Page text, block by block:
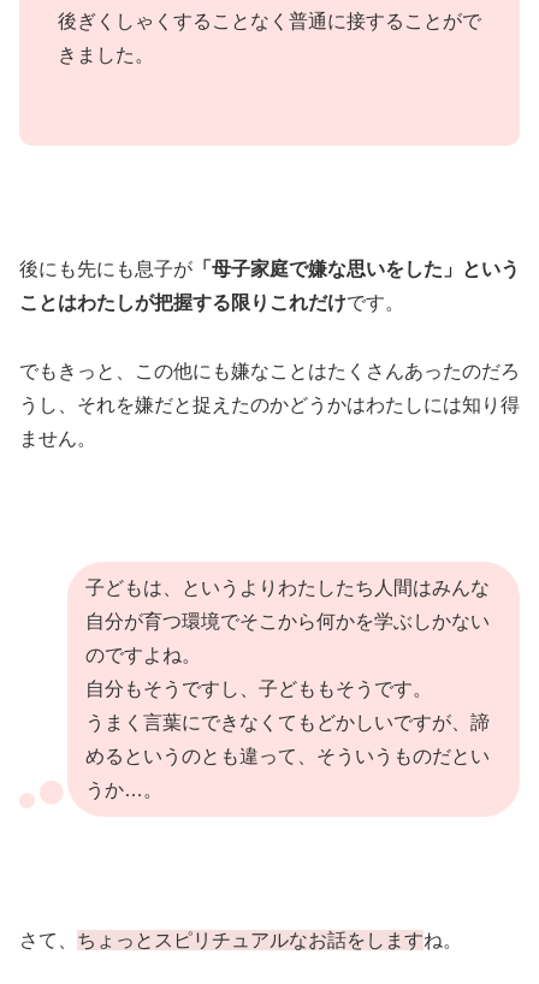
後ぎくしゃくすることなく普通に接することがで
きました。
後にも先にも息子が 「母子家庭で嫌な思いをした」という
ことはわたしが把握する限りこれだけです。
でもきっと、この他にも嫌なことはたくさんあったのだろ
うし、それを嫌だと捉えたのかどうかはわたしには知り得
ません。
子どもは、というよりわたしたち人間はみんな
自分が育つ環境でそこから何かを学ぶしかない
のですよね。
自分もそうですし、子どももそうです。
うまく言葉にできなくてもどかしいですが、諦
めるというのとも違って、そういうものだとい
うか…。
さて、 ちょっとスピリチュアルなお話をしますね。